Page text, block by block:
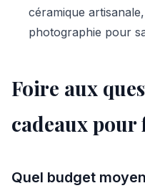
céramique
photographie pour
Foire aux
cadeaux pour
Quel budget